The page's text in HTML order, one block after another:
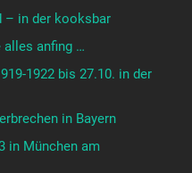
– in der kooksbar
alles anfing …
1922 bis 27.10. in der
in Bayern
in München am